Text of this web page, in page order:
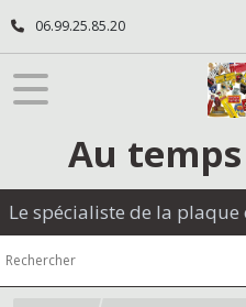
06.99.25.85.20
Au
Le spécialiste de la plaque